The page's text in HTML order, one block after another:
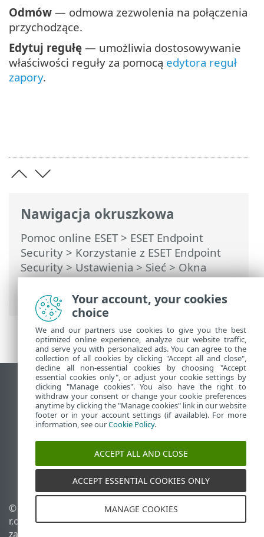
Nawigacja okruszkowa
Pomoc online ESET> ESET Endpoint
Security > Korzystanie z ESET Endpoint
Security>Ustawienia>Sieć> Okna
dialogowe — Ochrona sieci > Zaufana
komunikacja przychodząca
Odmów — odmowa zezwolenia na połączenia
przychodzące.
Edytuj regułę — umożliwia dostosowywanie
właściwości reguły za pomocą edytora reguł
zapory.
Wyświetl witrynę internetową dla
komputerów
End of Life
Baza wiedzy ESET
Forum ESET
ESET Status Portal
Pomoc regionalna
© 1992 - 2026 ESET, spol. s
r.o. – Wszelkie prawa
zastrzeżone.
Zarządzaj plikami cookie
Polityka dotycząca plików
Your account, your cookies
choice
We and our partners use cookies to give you the best
optimized online experience, analyze our website traffic,
and serve you with personalized ads. You can agree to the
collection of all cookies by clicking "Accept all and close",
decline all non-essential cookies by choosing "Accept
essential cookies only", or adjust your cookie settings by
clicking "Manage cookies". You also have the right to
withdraw your consent or change your cookie preferences
anytime by clicking the "Manage cookies" link in our website
footer or in your account settings (if available). For more
information, see ourCookie Policy.
ACCEPT ALL AND CLOSE
ACCEPT ESSENTIAL COOKIES ONLY
MANAGE COOKIES